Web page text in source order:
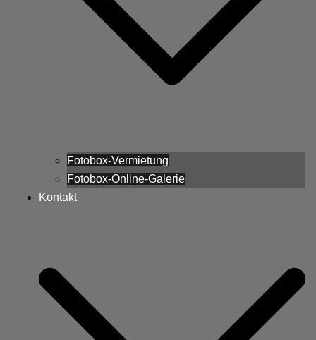
Fotobox-Vermietung
Fotobox-Online-Galerie
Kontakt